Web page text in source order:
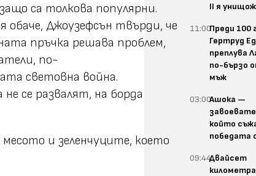
са толкова популярни.
Джоузефсън твърди, че
пръчка решава проблем,
по-
световна война.
се развалят, на борда
и зеленчуците, което
II я
11:00Преди 100
Гертруд
преплува
по-бързо
мъж
03:00Ашока —
който
победата
09:44Двайсет